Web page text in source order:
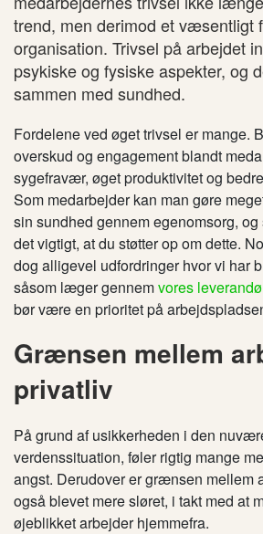
trend, men derimod et væsentligt
organisation. Trivsel på arbejdet
psykiske og fysiske aspekter, og
sammen med sundhed.
Fordelene ved øget trivsel er mange.
overskud og engagement blandt
sygefravær, øget produktivitet og bedre
Som medarbejder kan man gøre
sin sundhed gennem egenomsorg,
det vigtigt, at du støtter op om dette.
dog alligevel udfordringer hvor vi har
såsom læger gennemvores
bør være en prioritet på
Grænsen mellem
privatliv
På grund af usikkerheden i den
verdenssituation, føler rigtig mange
angst. Derudover er grænsen mellem
også blevet mere sløret, i takt med at
øjeblikket arbejder hjemmefra.